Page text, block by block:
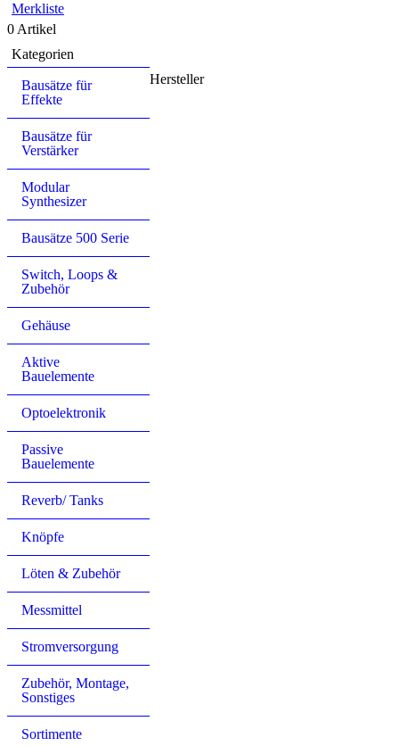
Merkliste
0 Artikel
Kategorien
Bausätze für
Effekte
Bausätze für
Verstärker
Modular
Synthesizer
Bausätze 500 Serie
Switch, Loops &
Zubehör
Gehäuse
Aktive
Bauelemente
Optoelektronik
Passive
Bauelemente
Reverb/ Tanks
Knöpfe
Löten & Zubehör
Messmittel
Stromversorgung
Zubehör, Montage,
Sonstiges
Sortimente
Hersteller